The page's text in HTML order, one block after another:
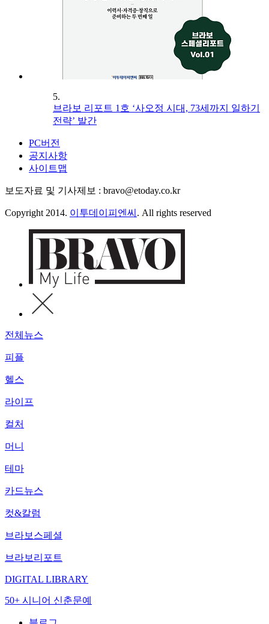
5.
브라보 리포트 1호 ‘사오정 시대, 73세까지 일하기
전략’ 발간
PC버전
공지사항
사이트맵
보도자료 및 기사제보 : bravo@etoday.co.kr
Copyright 2014. 이투데이피엔씨 . All rights reserved
전체뉴스
피플
헬스
라이프
컬처
머니
테마
카드뉴스
컷&칼럼
브라보스페셜
브라보리포트
DIGITAL LIBRARY
50+ 시니어 신춘문예